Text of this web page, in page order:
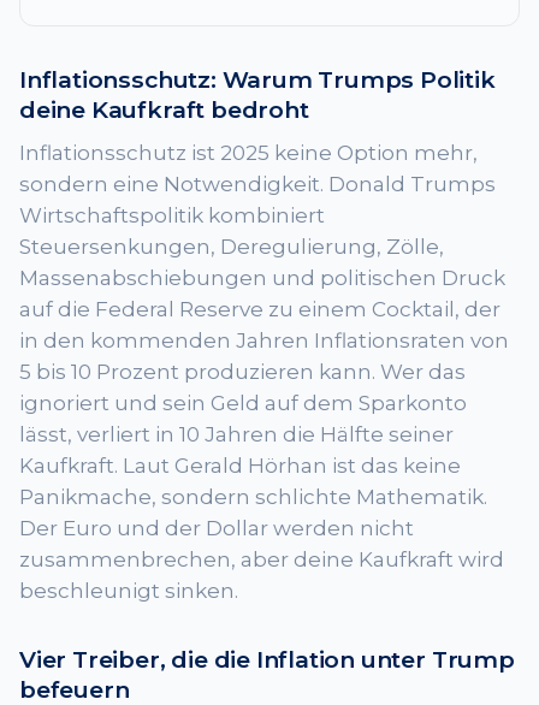
Inflationsschutz: Warum Trumps Politik
deine Kaufkraft bedroht
Inflationsschutz ist 2025 keine Option mehr,
sondern eine Notwendigkeit. Donald Trumps
Wirtschaftspolitik kombiniert
Steuersenkungen, Deregulierung, Zölle,
Massenabschiebungen und politischen Druck
auf die Federal Reserve zu einem Cocktail, der
in den kommenden Jahren Inflationsraten von
5 bis 10 Prozent produzieren kann. Wer das
ignoriert und sein Geld auf dem Sparkonto
lässt, verliert in 10 Jahren die Hälfte seiner
Kaufkraft. Laut Gerald Hörhan ist das keine
Panikmache, sondern schlichte Mathematik.
Der Euro und der Dollar werden nicht
zusammenbrechen, aber deine Kaufkraft wird
beschleunigt sinken.
Vier Treiber, die die Inflation unter Trump
befeuern